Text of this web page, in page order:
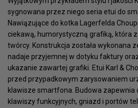
sygnowana przez niego seria etui do
Nawiązujące do kotka Lagerfelda
ciekawą, humorystyczną grafiką, która
twórcy. Konstrukcja została wykonana
nadaje przyjemnej w dotyku faktury
ukazanie zawartej grafiki. Etui Karl &
przed przypadkowym zarysowaniem
klawisze smartfona. Budowa zapewnia
klawiszy funkcyjnych, gniazd i portów